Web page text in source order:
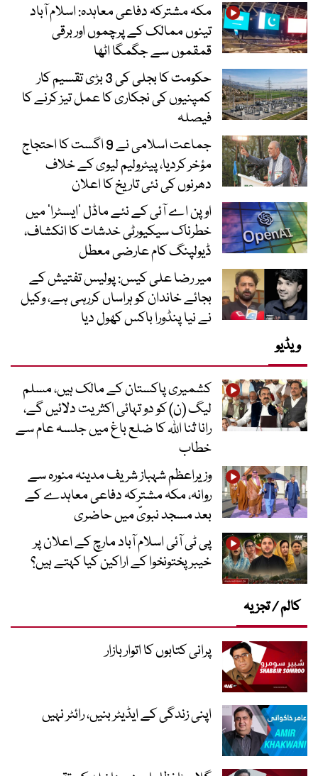
مکہ مشترکہ دفاعی معاہدہ: اسلام آباد
تینوں ممالک کے پرچموں اور برقی
قمقموں سے جگمگا اٹھا
حکومت کا بجلی کی 3 بڑی تقسیم کار
کمپنیوں کی نجکاری کا عمل تیز کرنے کا
فیصلہ
جماعت اسلامی نے 9 اگست کا احتجاج
مؤخر کردیا، پیٹرولیم لیوی کے خلاف
دھرنوں کی نئی تاریخ کا اعلان
اوپن اے آئی کے نئے ماڈل ’ایسٹرا‘ میں
خطرناک سیکیورٹی خدشات کا انکشاف،
ڈیولپنگ کام عارضی معطل
میر رضا علی کیس: پولیس تفتیش کے
بجائے خاندان کو ہراساں کررہی ہے، وکیل
نے نیا پنڈورا باکس کھول دیا
ویڈیو
کشمیری پاکستان کے مالک ہیں، مسلم
لیگ (ن) کو دو تہائی اکثریت دلائیں گے،
رانا ثنا اللہ کا ضلع باغ میں جلسہ عام سے
خطاب
وزیراعظم شہباز شریف مدینہ منورہ سے
روانہ، مکہ مشترکہ دفاعی معاہدے کے
بعد مسجد نبویؐ میں حاضری
پی ٹی آئی اسلام آباد مارچ کے اعلان پر
خیبر پختونخوا کے اراکین کیا کہتے ہیں؟
کالم / تجزیہ
پرانی کتابوں کا اتوار بازار
اپنی زندگی کے ایڈیٹر بنیں، رائٹر نہیں